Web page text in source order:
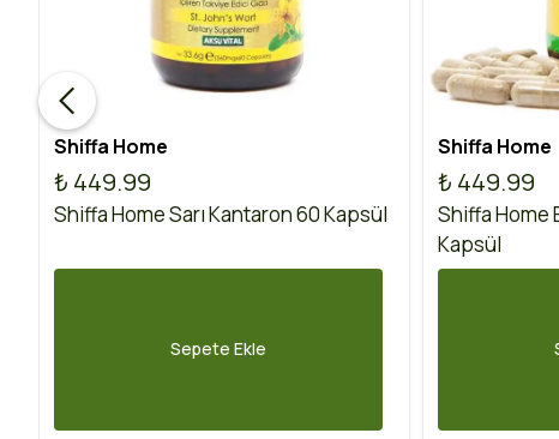
Shiffa Home
₺ 449.99
Shiffa Home Sarı Kantaron 60 Kapsül
Sepete Ekle
Shiffa Home
₺ 449.99
Shiffa Home
Kapsül